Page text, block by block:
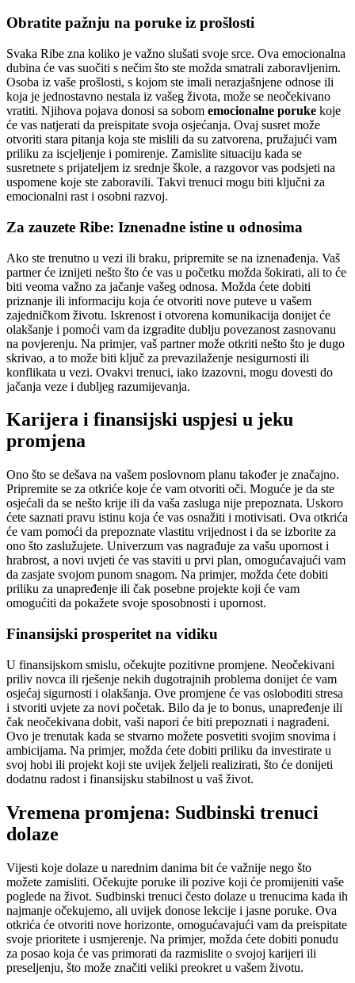
Obratite pažnju na poruke iz prošlosti
Svaka Ribe zna koliko je važno slušati svoje srce. Ova emocionalna
dubina će vas suočiti s nečim što ste možda smatrali zaboravljenim.
Osoba iz vaše prošlosti, s kojom ste imali nerazjašnjene odnose ili
koja je jednostavno nestala iz vašeg života, može se neočekivano
vratiti. Njihova pojava donosi sa sobom emocionalne poruke koje
će vas natjerati da preispitate svoja osjećanja. Ovaj susret može
otvoriti stara pitanja koja ste mislili da su zatvorena, pružajući vam
priliku za iscjeljenje i pomirenje. Zamislite situaciju kada se
susretnete s prijateljem iz srednje škole, a razgovor vas podsjeti na
uspomene koje ste zaboravili. Takvi trenuci mogu biti ključni za
emocionalni rast i osobni razvoj.
Za zauzete Ribe: Iznenadne istine u odnosima
Ako ste trenutno u vezi ili braku, pripremite se na iznenađenja. Vaš
partner će iznijeti nešto što će vas u početku možda šokirati, ali to će
biti veoma važno za jačanje vašeg odnosa. Možda ćete dobiti
priznanje ili informaciju koja će otvoriti nove puteve u vašem
zajedničkom životu. Iskrenost i otvorena komunikacija donijet će
olakšanje i pomoći vam da izgradite dublju povezanost zasnovanu
na povjerenju. Na primjer, vaš partner može otkriti nešto što je dugo
skrivao, a to može biti ključ za prevazilaženje nesigurnosti ili
konflikata u vezi. Ovakvi trenuci, iako izazovni, mogu dovesti do
jačanja veze i dubljeg razumijevanja.
Karijera i finansijski uspjesi u jeku
promjena
Ono što se dešava na vašem poslovnom planu također je značajno.
Pripremite se za otkriće koje će vam otvoriti oči. Moguće je da ste
osjećali da se nešto krije ili da vaša zasluga nije prepoznata. Uskoro
ćete saznati pravu istinu koja će vas osnažiti i motivisati. Ova otkrića
će vam pomoći da prepoznate vlastitu vrijednost i da se izborite za
ono što zaslužujete. Univerzum vas nagrađuje za vašu upornost i
hrabrost, a novi uvjeti će vas staviti u prvi plan, omogućavajući vam
da zasjate svojom punom snagom. Na primjer, možda ćete dobiti
priliku za unapređenje ili čak posebne projekte koji će vam
omogućiti da pokažete svoje sposobnosti i upornost.
Finansijski prosperitet na vidiku
U finansijskom smislu, očekujte pozitivne promjene. Neočekivani
priliv novca ili rješenje nekih dugotrajnih problema donijet će vam
osjećaj sigurnosti i olakšanja. Ove promjene će vas osloboditi stresa
i stvoriti uvjete za novi početak. Bilo da je to bonus, unapređenje ili
čak neočekivana dobit, vaši napori će biti prepoznati i nagrađeni.
Ovo je trenutak kada se stvarno možete posvetiti svojim snovima i
ambicijama. Na primjer, možda ćete dobiti priliku da investirate u
svoj hobi ili projekt koji ste uvijek željeli realizirati, što će donijeti
dodatnu radost i finansijsku stabilnost u vaš život.
Vremena promjena: Sudbinski trenuci
dolaze
Vijesti koje dolaze u narednim danima bit će važnije nego što
možete zamisliti. Očekujte poruke ili pozive koji će promijeniti vaše
poglede na život. Sudbinski trenuci često dolaze u trenucima kada ih
najmanje očekujemo, ali uvijek donose lekcije i jasne poruke. Ova
otkrića će otvoriti nove horizonte, omogućavajući vam da preispitate
svoje prioritete i usmjerenje. Na primjer, možda ćete dobiti ponudu
za posao koja će vas primorati da razmislite o svojoj karijeri ili
preseljenju, što može značiti veliki preokret u vašem životu.